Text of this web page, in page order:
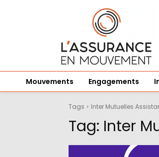
Mouvements Engagements
Tags Inter Mutuelles
Tag: Inter